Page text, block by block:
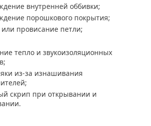
внутренней оббивки;
порошкового покрытия;
провисание петли;
тепло и звукоизоляционных
из-за изнашивания
скрип при открывании и